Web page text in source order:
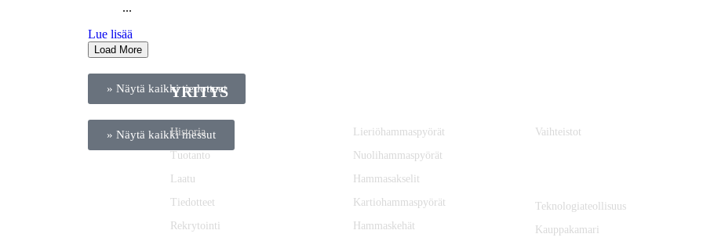
...
Lue lisää
Load More
» Näytä kaikki tiedotteet
» Näytä kaikki messut
YRITYS
Historia
Tuotanto
Laatu
Tiedotteet
Rekrytointi
Lieriöhammaspyörät
Nuolihammaspyörät
Hammasakselit
Kartiohammaspyörät
Hammaskehät
Vaihteistot
Teknologiateollisuus
Kauppakamari